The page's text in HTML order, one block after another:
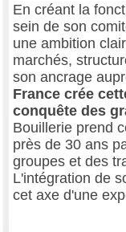
En créant la
sein de son
une ambition
marchés,
son ancrage
France crée
conquête des
Bouillerie prend
près de 30 ans
groupes et des
L'intégration de
cet axe d'une